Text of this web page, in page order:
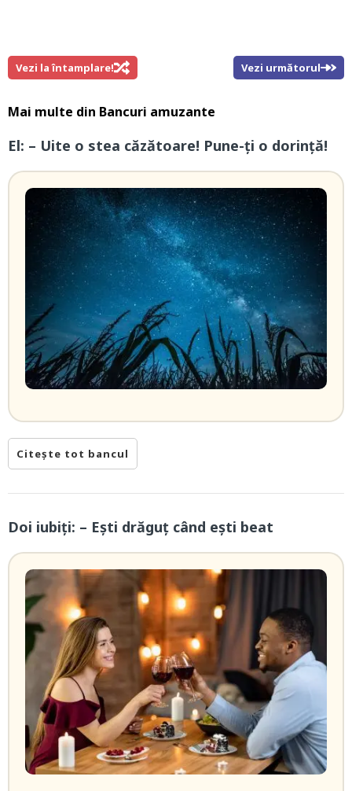
Vezi la întamplare! Vezi următorul
Mai multe din Bancuri amuzante
El: – Uite o stea căzătoare! Pune-ți o dorință!
Citește tot bancul
Doi iubiți: – Ești drăguț când ești beat